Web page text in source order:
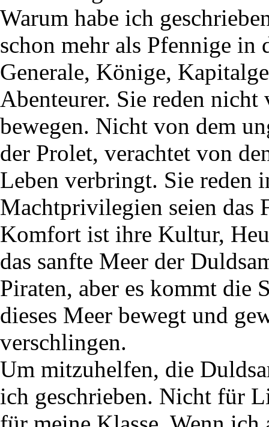
Warum habe ich
schon mehr als Pfennige in
Generale, Könige,
Abenteurer. Sie reden
bewegen. Nicht von dem
der Prolet, verachtet von
Leben verbringt. Sie reden
Machtprivilegien seien das
Komfort ist ihre Kultur,
das sanfte Meer der
Piraten, aber es kommt die
dieses Meer bewegt und
verschlingen.
Um mitzuhelfen, die
ich geschrieben. Nicht für